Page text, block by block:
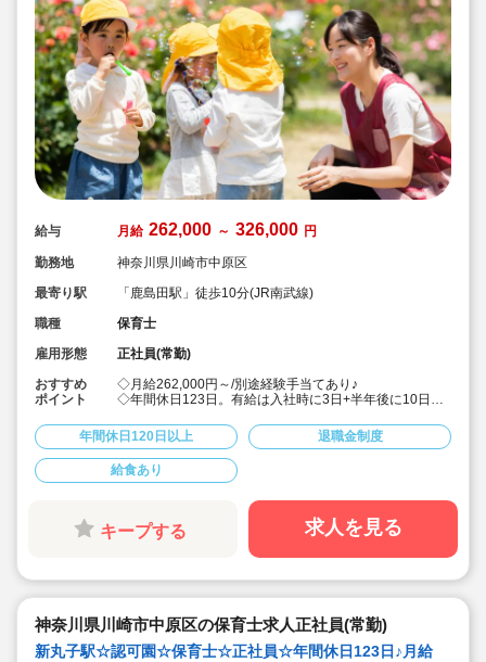
給与 月給 262,000 ～ 326,000 円
勤務地
神奈川県川崎市中原区
最寄り駅
「鹿島田駅」徒歩10分(JR南武線)
職種
保育士
雇用形態
正社員(常勤)
おすすめ
ポイント
◇月給262,000円～/別途経験手当てあり♪
◇年間休日123日。有給は入社時に3日+半年後に10日付
◇借り上げ社宅制度あり！(敷金礼金なし)
◇介護休暇・産前産後休暇・育児休暇の取得率100％！
復帰率も83％♪
◇男性保育士も数多く活躍中の法人です！
どもたち一人ひとりに寄り添う保育を行っています。
◇各種研修を無理なく実施しているので、ブランクある
方や未経験の方も安心。主任や園長を目指す方のサポー
年間休日120日以上 退職金制度
給食あり
キープする 求人を見る
神奈川県川崎市中原区の保育士求人正社員(常勤)
新丸子駅☆認可園☆保育士☆正社員☆年間休日123日♪月給